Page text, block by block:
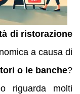
di ristorazione
a causa di
o le banche?
riguarda molti